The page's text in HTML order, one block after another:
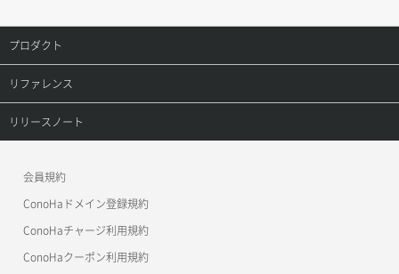
ネットワーク一覧取得
ネットワーク作成（ローカルネットワーク用）
ネットワーク削除（ローカルネットワーク用）
メンバー更新
メンバー詳細取得
メンバー追加
リスナー作成
オブジェクト複製
オブジェクト詳細取得
コンテナ一覧取得
コンテナ作成
コンテナ削除
ラージオブジェクトアップロード(DLO)
レコード更新
レコード詳細取得
プロダクト
プロダクトトップ
ConoHa VPS(Ver.3.0)
ConoHa for GAME
リファレンス
リファレンストップ
OpenStack CLI
Terraform
リリースノート
会員規約
ConoHaドメイン登録規約
ConoHaチャージ利用規約
ConoHaクーポン利用規約